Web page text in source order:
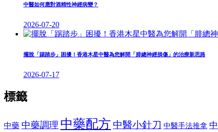
中醫如何應對酒精性神經病變？
2026-07-20
擺脫「踢踏步」困擾！香港木星中醫為您解開「腓總神經損傷」的治療新思路
2026-07-17
標籤
中藥 中藥調理 中藥配方 中醫小針刀 中醫手法推拿